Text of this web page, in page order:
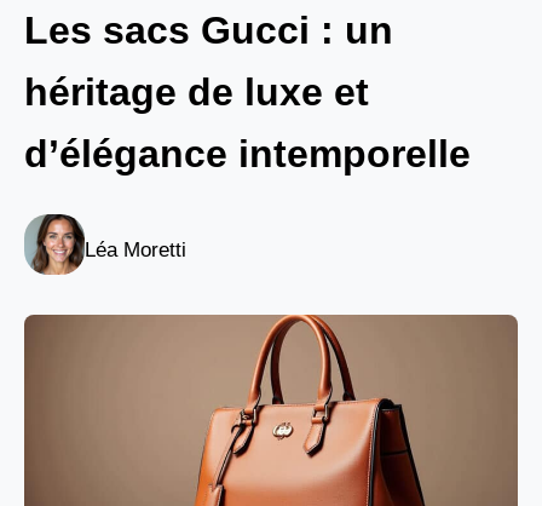
Les sacs Gucci : un
héritage de luxe et
d’élégance intemporelle
Léa Moretti